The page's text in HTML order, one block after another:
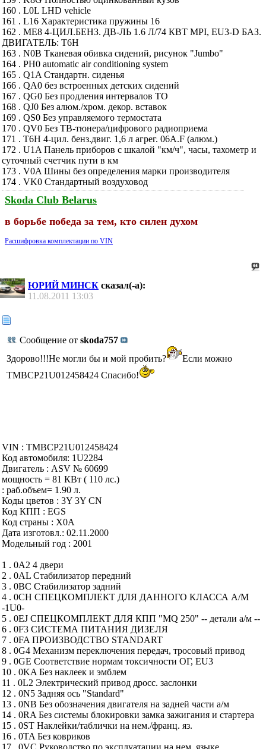
160 . L0L LHD vehicle
161 . L16 Характеристика пружины 16
162 . ME8 4-ЦИЛ.БЕНЗ. ДВ-ЛЬ 1.6 Л/74 КВТ MPI, EU3-D БАЗ.
ДВИГАТЕЛЬ: T6H
163 . N0B Тканевая обивка сидений, рисунок "Jumbo"
164 . PH0 automatic air conditioning system
165 . Q1A Стандартн. сиденья
166 . QA0 без встроенных детских сидений
167 . QG0 Без продления интервалов ТО
168 . QJ0 Без алюм./хром. декор. вставок
169 . QS0 Без управляемого термостата
170 . QV0 Без ТВ-тюнера/цифрового радиоприема
171 . T6H 4-цил. бенз.двиг. 1,6 л агрег. 06A.F (алюм.)
172 . U1A Панель приборов с шкалой "км/ч", часы, тахометр и
суточный счетчик пути в км
173 . V0A Шины без определения марки производителя
174 . VK0 Стандартный воздуховод
Skoda Club Belarus
в борьбе победа за тем, кто силен духом
Расшифровка комплектации по VIN
ЮРИЙ МИНСК сказал(-а):
11.08.2011 13:03
Сообщение от skoda757
Здорово!!!Не могли бы и мой пробить?
Если можно
TMBCP21U012458424 Cпасибо!
VIN : TMBCP21U012458424
Код автомобиля: 1U2284
Двигатель : ASV № 60699
мощность = 81 КВт ( 110 лс.)
: раб.объем= 1.90 л.
Коды цветов : 3Y 3Y CN
Код КПП : EGS
Код страны : X0A
Дата изготовл.: 02.11.2000
Модельный год : 2001
1 . 0A2 4 двери
2 . 0AL Стабилизатор передний
3 . 0BC Стабилизатор задний
4 . 0CH СПЕЦКОМПЛЕКТ ДЛЯ ДАННОГО КЛАССА А/М
-1U0-
5 . 0EJ СПЕЦКОМПЛЕКТ ДЛЯ КПП "MQ 250" -- детали а/м --
6 . 0F3 СИСТЕМА ПИТАНИЯ ДИЗЕЛЯ
7 . 0FA ПРОИЗВОДСТВО STANDART
8 . 0G4 Механизм переключения передач, тросовый привод
9 . 0GE Соответствие нормам токсичности ОГ, EU3
10 . 0KA Без наклеек и эмблем
11 . 0L2 Электрический привод дросс. заслонки
12 . 0N5 Задняя ось "Standard"
13 . 0NB Без обозначения двигателя на задней части а/м
14 . 0RA Без системы блокировки замка зажигания и стартера
15 . 0ST Наклейки/таблички на нем./франц. яз.
16 . 0TA Без ковриков
17 . 0VC Руководство по эксплуатации на нем. языке